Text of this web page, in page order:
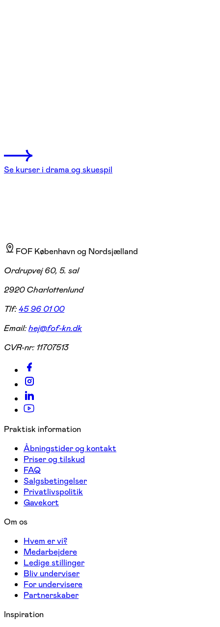
Se kurser i drama og skuespil
FOF København og Nordsjælland
Ordrupvej 60, 5. sal
2920 Charlottenlund
Tlf:45 96 01 00
Email:hej@fof-kn.dk
CVR-nr: 11707513
Praktisk information
Åbningstider og kontakt
Priser og tilskud
FAQ
Salgsbetingelser
Privatlivspolitik
Gavekort
Om os
Hvem er vi?
Medarbejdere
Ledige stillinger
Bliv underviser
For undervisere
Partnerskaber
Inspiration